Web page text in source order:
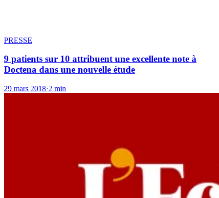
PRESSE
9 patients sur 10 attribuent une excellente note à
Doctena dans une nouvelle étude
29 mars 2018·2 min